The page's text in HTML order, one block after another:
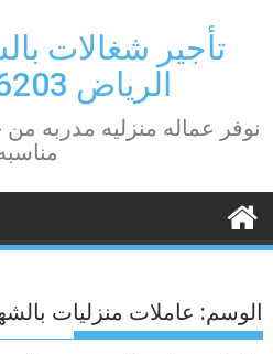
contentتأجير شغالات
الرياض 0582506203
نوفر عماله منزليه مدربه
الوسم: عاملات منزليات